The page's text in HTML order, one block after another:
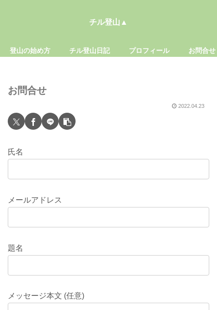
チル登山▲
登山の始め方 チル登山日記 プロフィール お問合せ
お問合せ
2022.04.23
氏名
メールアドレス
題名
メッセージ本文 (任意)